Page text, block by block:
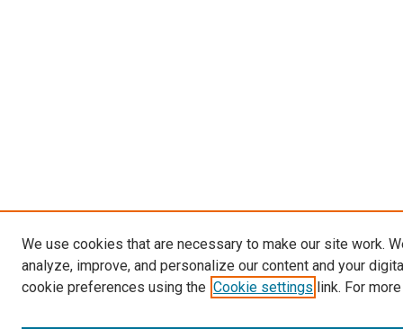
We use cookies that are necessary to make our site work.
analyze, improve, and personalize our content and your
cookie preferences using the Cookie settings link. For